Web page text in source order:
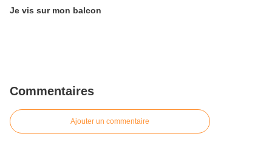
Je vis sur mon balcon
Commentaires
Ajouter un commentaire